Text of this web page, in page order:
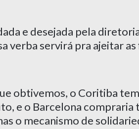
e desejada pela
verba servirá pra ajeitar
obtivemos, o Coritiba
e o Barcelona
o mecanismo de